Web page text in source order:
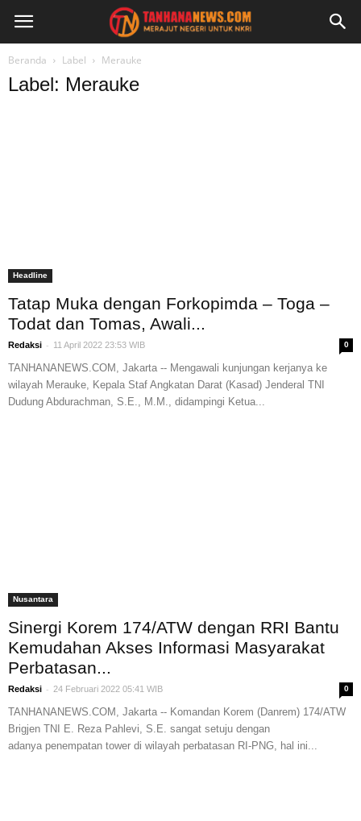
Beranda Label Merauke
Label: Merauke
Headline
Tatap Muka dengan Forkopimda – Toga –
Todat dan Tomas, Awali...
Redaksi - 11 April 2022 23:53 WIB 0
TANHANANEWS.COM, Jakarta -- Mengawali kunjungan kerjanya ke
wilayah Merauke, Kepala Staf Angkatan Darat (Kasad) Jenderal TNI
Dudung Abdurachman, S.E., M.M., didampingi Ketua...
Nusantara
Sinergi Korem 174/ATW dengan RRI Bantu
Kemudahan Akses Informasi Masyarakat
Perbatasan...
Redaksi - 24 Februari 2022 05:41 WIB 0
TANHANANEWS.COM, Jakarta -- Komandan Korem (Danrem) 174/ATW
Brigjen TNI E. Reza Pahlevi, S.E. sangat setuju dengan
adanya penempatan tower di wilayah perbatasan RI-PNG, hal ini...